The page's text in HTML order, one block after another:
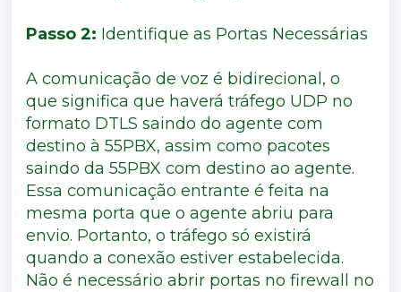
Passo 2: Identifique as Portas Necessárias
A comunicação de voz é bidirecional, o
que significa que haverá tráfego UDP no
formato DTLS saindo do agente com
destino à 55PBX, assim como pacotes
saindo da 55PBX com destino ao agente.
Essa comunicação entrante é feita na
mesma porta que o agente abriu para
envio. Portanto, o tráfego só existirá
quando a conexão estiver estabelecida.
Não é necessário abrir portas no firewall no